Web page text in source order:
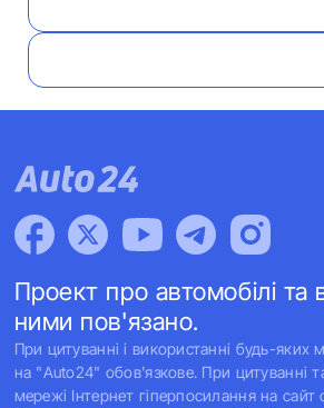
Проект про автомобілі та
ними пов'язано.
При цитуванні і використанні будь-яких
на "Auto24" обов'язкове. При цитуванні
мережі Інтернет гіперпосилання на сайт